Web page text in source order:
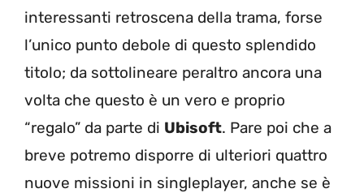
interessanti retroscena della trama, forse
l’unico punto debole di questo splendido
titolo; da sottolineare peraltro ancora una
volta che questo è un vero e proprio
“regalo” da parte di Ubisoft. Pare poi che a
breve potremo disporre di ulteriori quattro
nuove missioni in singleplayer, anche se è